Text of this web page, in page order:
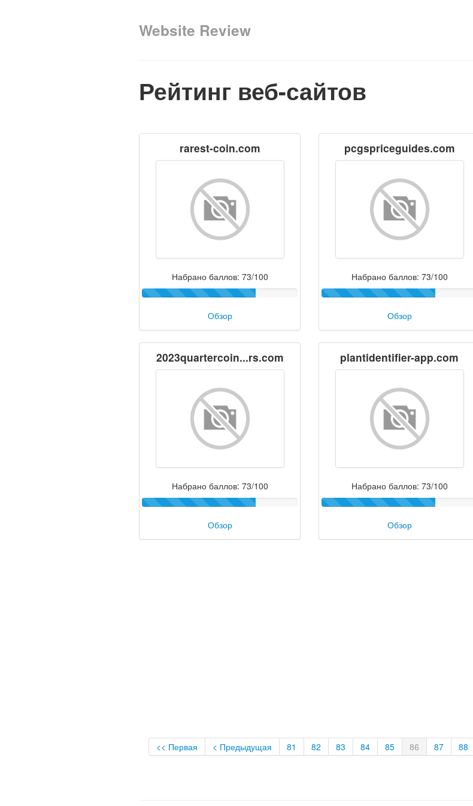
Website Review
Рейтинг веб-сайтов
rarest-coin.com
Набрано баллов: 73/100
Обзор
pcgspriceguides.com
Набрано баллов: 73/100
Обзор
2023quartercoin...rs.com
Набрано баллов: 73/100
Обзор
plantidentifier-app.com
Набрано баллов: 73/100
Обзор
<< Первая < Предыдущая 81 82 83 84 85 86 87 88